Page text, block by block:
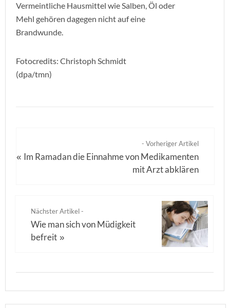
Vermeintliche Hausmittel wie Salben, Öl oder
Mehl gehören dagegen nicht auf eine
Brandwunde.
Fotocredits: Christoph Schmidt
(dpa/tmn)
- Vorheriger Artikel
« Im Ramadan die Einnahme von Medikamenten
mit Arzt abklären
Nächster Artikel -
Wie man sich von Müdigkeit
befreit »